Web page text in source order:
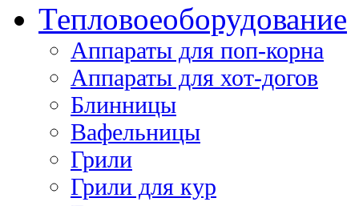
Тепловоеоборудование
Аппараты для поп-корна
Аппараты для хот-догов
Блинницы
Вафельницы
Грили
Грили для кур